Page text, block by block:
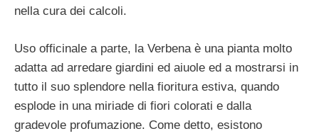
nella cura dei calcoli.
Uso officinale a parte, la Verbena è una pianta molto
adatta ad arredare giardini ed aiuole ed a mostrarsi in
tutto il suo splendore nella fioritura estiva, quando
esplode in una miriade di fiori colorati e dalla
gradevole profumazione. Come detto, esistono